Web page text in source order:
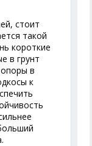
стоит
такой
короткие
в грунт
в
к